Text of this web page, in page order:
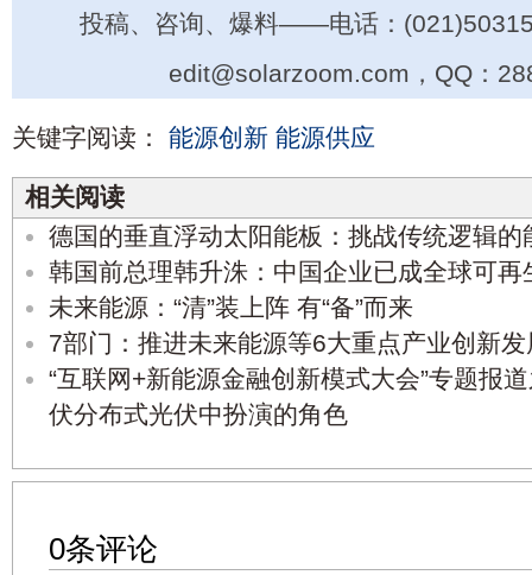
投稿、咨询、爆料——电话：
edit@solarzoom.com，QQ：
关键字阅读： 能源创新 能源供应
相关阅读
德国的垂直浮动太阳能板：挑战传统逻辑的
韩国前总理韩升洙：中国企业已成全球可
未来能源：“清”装上阵 有“备”而来
7部门：推进未来能源等6大重点产业创新发
“互联网+新能源金融创新模式大会”专题报
伏分布式光伏中扮演的角色
0条评论